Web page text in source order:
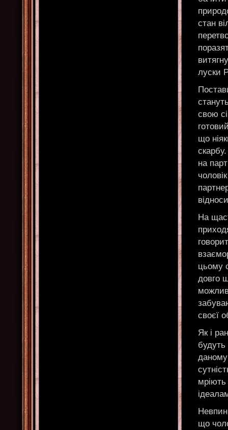
стан
луски
свою
що
на
На
цьому
довго
своєї
Як і
будуть
що